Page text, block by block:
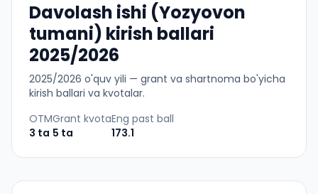
Davolash ishi (Yozyovon
tumani) kirish ballari
2025/2026
2025/2026 o'quv yili — grant va shartnoma bo'yicha
kirish ballari va kvotalar.
OTM
3 ta
Grant kvota
5 ta
Eng past ball
173.1